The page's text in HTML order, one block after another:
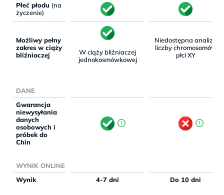
Płeć płodu (na
życzenie)
Możliwy pełny
zakres w ciąży
bliźniaczej
W ciąży bliźniaczej
jednokosmówkowej
Niedostępna analiza
liczby chromosomów
płci XY
DANE
Gwarancja
niewysyłania
danych
osobowych i
próbek do
Chin
WYNIK ONLINE
Wynik
4-7 dni Do 10 dni